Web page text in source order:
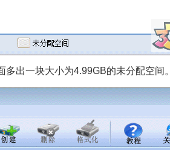
出一块大小为4.99GB的未分配空间。